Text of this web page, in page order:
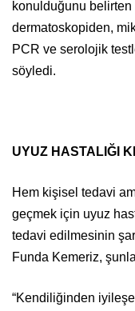
konulduğunu
dermatoskopiden,
PCR ve serolojik
söyledi.
UYUZ HASTALIĞI
Hem kişisel tedavi
geçmek için uyuz
tedavi edilmesinin
Funda Kemeriz,
“Kendiliğinden